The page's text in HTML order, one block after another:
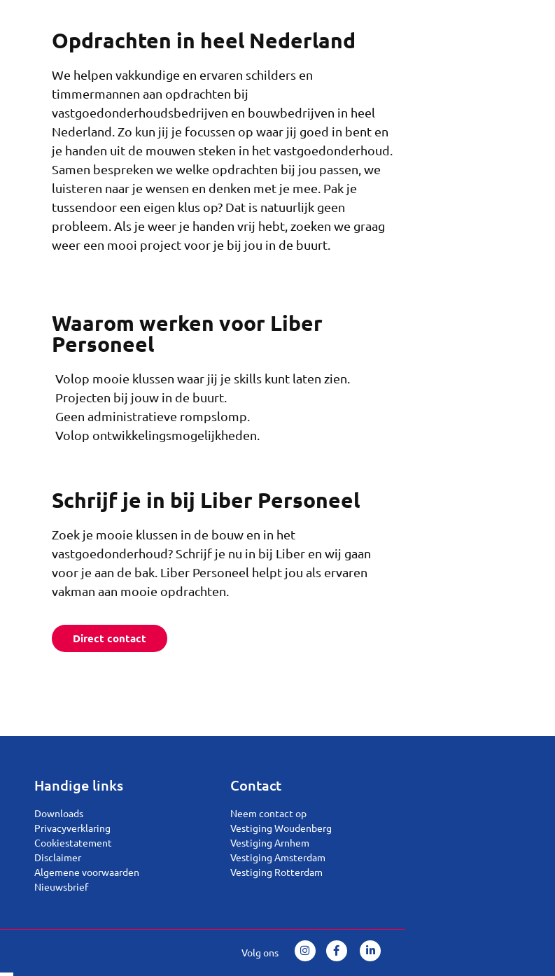
Opdrachten in heel Nederland
We helpen vakkundige en ervaren schilders en
timmermannen aan opdrachten bij
vastgoedonderhoudsbedrijven en bouwbedrijven in heel
Nederland. Zo kun jij je focussen op waar jij goed in bent en
je handen uit de mouwen steken in het vastgoedonderhoud.
Samen bespreken we welke opdrachten bij jou passen, we
luisteren naar je wensen en denken met je mee. Pak je
tussendoor een eigen klus op? Dat is natuurlijk geen
probleem. Als je weer je handen vrij hebt, zoeken we graag
weer een mooi project voor je bij jou in de buurt.
Waarom werken voor Liber
Personeel
Volop mooie klussen waar jij je skills kunt laten zien.
Projecten bij jouw in de buurt.
Geen administratieve rompslomp.
Volop ontwikkelingsmogelijkheden.
Schrijf je in bij Liber Personeel
Zoek je mooie klussen in de bouw en in het
vastgoedonderhoud? Schrijf je nu in bij Liber en wij gaan
voor je aan de bak. Liber Personeel helpt jou als ervaren
vakman aan mooie opdrachten.
Direct contact
Handige links
Downloads
Privacyverklaring
Cookiestatement
Disclaimer
Algemene voorwaarden
Nieuwsbrief
Contact
Neem contact op
Vestiging Woudenberg
Vestiging Arnhem
Vestiging Amsterdam
Vestiging Rotterdam
Volg ons